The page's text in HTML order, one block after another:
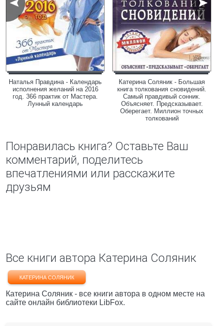
Наталья Правдина - Календарь
исполнения желаний на 2016
год. 366 практик от Мастера.
Лунный календарь
Катерина Соляник - Большая
книга толкования сновидений.
Самый правдивый сонник.
Объясняет. Предсказывает.
Оберегает. Миллион точных
толкований
Понравилась книга? Оставьте Ваш
комментарий, поделитесь
впечатлениями или расскажите
друзьям
Все книги автора Катерина Соляник
КАТЕРИНА СОЛЯНИК
Катерина Соляник - все книги автора в одном месте на
сайте онлайн библиотеки LibFox.